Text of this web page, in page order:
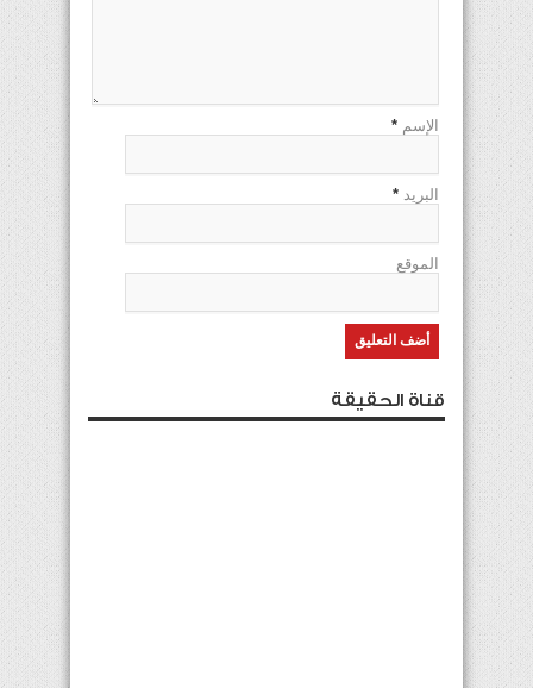
الإسم *
البريد *
الموقع
قناة الحقيقة